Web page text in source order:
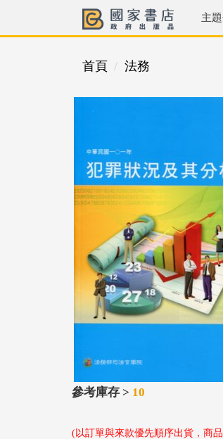
主
首頁 法務
參考庫存 > 10
(以訂單與來款優先順序出貨，商